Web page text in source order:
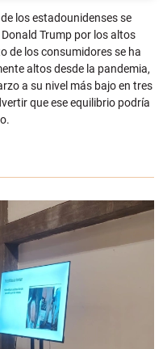
los estadounidenses se
Trump por los altos
de los consumidores se ha
altos desde la pandemia,
a su nivel más bajo en tres
que ese equilibrio podría